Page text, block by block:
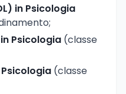
in Psicologia
Psicologia (classe
(classe